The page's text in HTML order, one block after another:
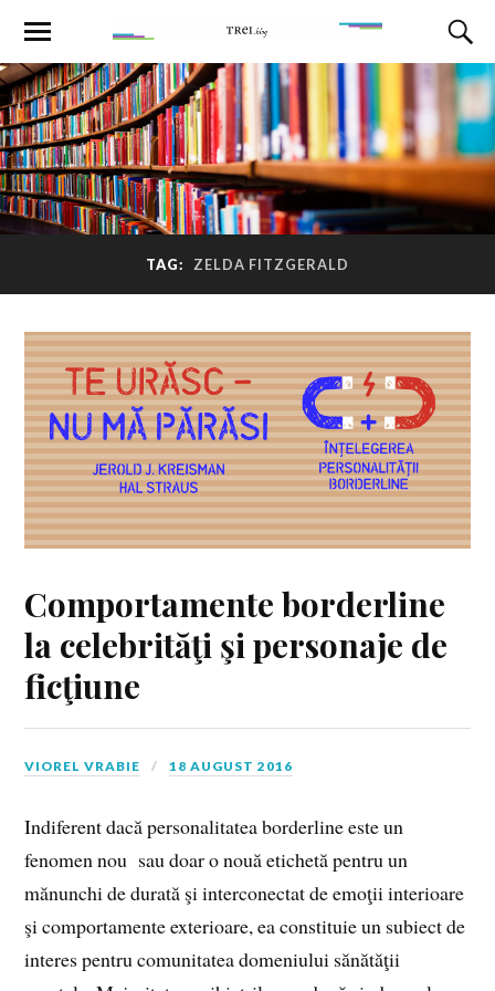
TAG: ZELDA FITZGERALD
Comportamente borderline
la celebrităţi şi personaje de
ficţiune
VIOREL VRABIE 18 AUGUST 2016
Indiferent dacă personalitatea borderline este un
fenomen nou sau doar o nouă etichetă pentru un
mănunchi de durată şi interconectat de emoţii interioare
şi comportamente exterioare, ea constituie un subiect de
interes pentru comunitatea domeniului sănătăţii